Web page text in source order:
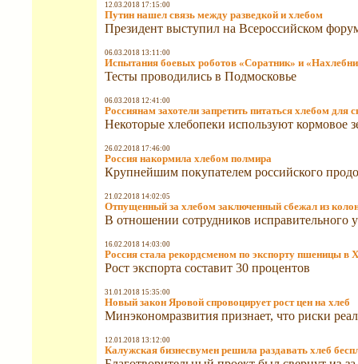
12.03.2018 17:15:00
Путин нашел связь между разведкой и хлебом
Президент выступил на Всероссийском
06.03.2018 13:11:00
Испытания боевых роботов «Соратник» и
Тесты проводились в Подмосковье
06.03.2018 12:41:00
Россиянам захотели запретить питаться хлебом для
Некоторые хлебопеки используют кормовое
26.02.2018 17:46:00
Россия накормила хлебом полмира
Крупнейшим покупателем российского
21.02.2018 14:02:05
Отпущенный за хлебом заключенный сбежал из
В отношении сотрудников исправительного
16.02.2018 14:03:00
Россия стала рекордсменом по экспорту пшеницы в
Рост экспорта составит 30 процентов
31.01.2018 15:35:00
Новый закон Яровой спровоцирует рост цен на хлеб
Минэкономразвития признает, что риски
12.01.2018 13:12:00
Калужская бизнесвумен решила раздавать хлеб